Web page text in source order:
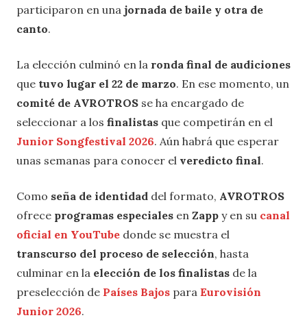
participaron en una jornada de baile y otra de
canto.
La elección culminó en la ronda final de audiciones
que tuvo lugar el 22 de marzo. En ese momento, un
comité de AVROTROS se ha encargado de
seleccionar a los finalistas que competirán en el
Junior Songfestival 2026. Aún habrá que esperar
unas semanas para conocer el veredicto final.
Como seña de identidad del formato, AVROTROS
ofrece programas especiales en Zapp y en su canal
oficial en YouTube donde se muestra el
transcurso del proceso de selección, hasta
culminar en la elección de los finalistas de la
preselección de Países Bajos para Eurovisión
Junior 2026.